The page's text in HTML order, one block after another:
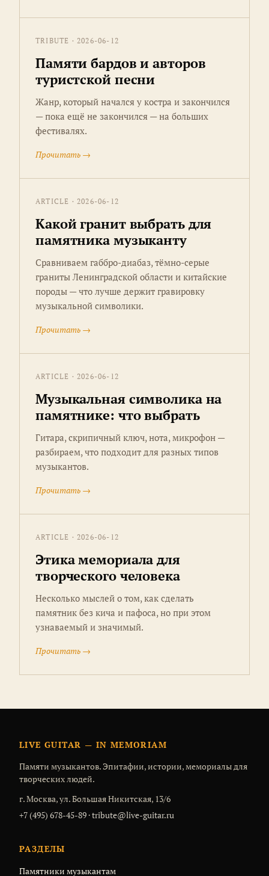
TRIBUTE · 2026-06-12
Памяти бардов и авторов
туристской песни
Жанр, который начался у костра и закончился
— пока ещё не закончился — на больших
фестивалях.
Прочитать →
ARTICLE · 2026-06-12
Какой гранит выбрать для
памятника музыканту
Сравниваем габбро-диабаз, тёмно-серые
граниты Ленинградской области и китайские
породы — что лучше держит гравировку
музыкальной символики.
Прочитать →
ARTICLE · 2026-06-12
Музыкальная символика на
памятнике: что выбрать
Гитара, скрипичный ключ, нота, микрофон —
разбираем, что подходит для разных типов
музыкантов.
Прочитать →
ARTICLE · 2026-06-12
Этика мемориала для
творческого человека
Несколько мыслей о том, как сделать
памятник без кича и пафоса, но при этом
узнаваемый и значимый.
Прочитать →
LIVE GUITAR — IN MEMORIAM
Памяти музыкантов. Эпитафии, истории, мемориалы для
творческих людей.
г. Москва, ул. Большая Никитская, 13/6
+7 (495) 678-45-89 ·tribute@live-guitar.ru
РАЗДЕЛЫ
Памятники музыкантам